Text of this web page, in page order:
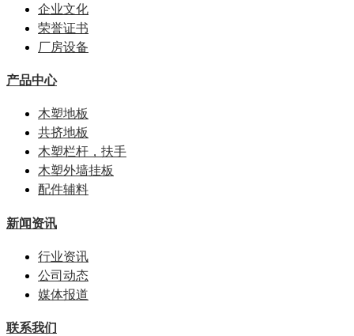
企业文化
荣誉证书
厂房设备
产品中心
木塑地板
共挤地板
木塑栏杆，扶手
木塑外墙挂板
配件辅料
新闻资讯
行业资讯
公司动态
媒体报道
联系我们